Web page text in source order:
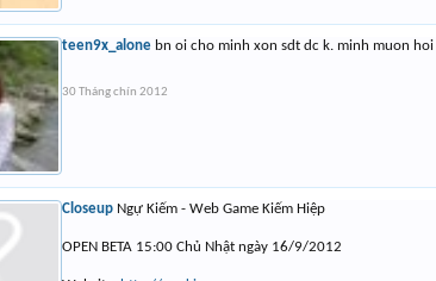
teen9x_alone bn oi cho minh xon sdt dc k. minh muon
30 Tháng chín 2012
Closeup Ngự Kiếm - Web Game Kiếm Hiệp
OPEN BETA 15:00 Chủ Nhật ngày 16/9/2012